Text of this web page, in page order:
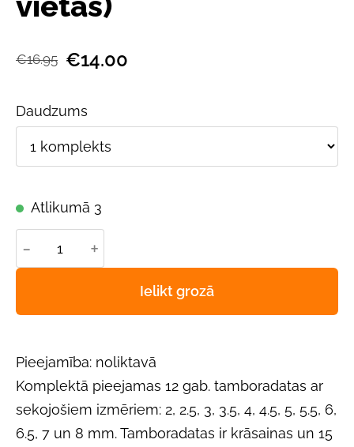
€16.95 €14.00
Daudzums
Atlikumā 3
- +
Ielikt grozā
Pieejamība: noliktavā
Komplektā pieejamas 12 gab. tamboradatas ar
sekojošiem izmēriem: 2, 2.5, 3, 3.5, 4, 4.5, 5, 5.5, 6,
6.5, 7 un 8 mm. Tamboradatas ir krāsainas un 15